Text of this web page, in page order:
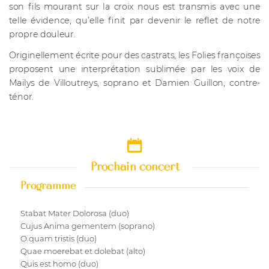
son fils mourant sur la croix nous est transmis avec une
telle évidence, qu’elle finit par devenir le reflet de notre
propre douleur.
Originellement écrite pour des castrats, les Folies françoises
proposent une interprétation sublimée par les voix de
Maïlys de Villoutreys, soprano et Damien Guillon, contre-
ténor.
Prochain concert
Programme
Stabat Mater Dolorosa (duo)
Cujus Anima gementem (soprano)
O quam tristis (duo)
Quae moerebat et dolebat (alto)
Quis est homo (duo)